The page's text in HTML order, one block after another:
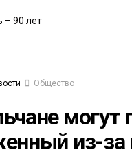
Общество
могут
из-за